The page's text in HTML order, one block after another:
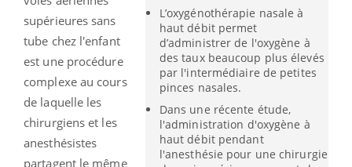
L’oxygénothérapie nasale à
haut débit permet
d’administrer de l'oxygène à
des taux beaucoup plus élevés
par l'intermédiaire de petites
pinces nasales.
Dans une récente étude,
l'administration d'oxygène à
haut débit pendant
l'anesthésie pour une chirurgie
supérieures sans
tube chez l'enfant
est une procédure
complexe au cours
de laquelle les
chirurgiens et les
anesthésistes
partagent le même